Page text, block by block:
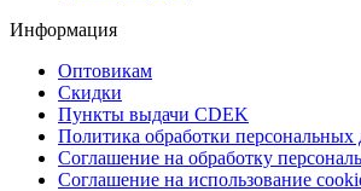
Информация
Оптовикам
Скидки
Пункты выдачи CDEK
Политика обработки
Соглашение на обработку
Соглашение на использование